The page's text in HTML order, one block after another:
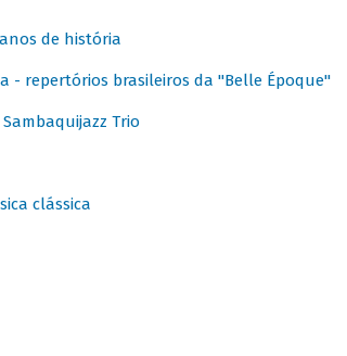
anos de história
- repertórios brasileiros da "Belle Époque"
/ Sambaquijazz Trio
clássica